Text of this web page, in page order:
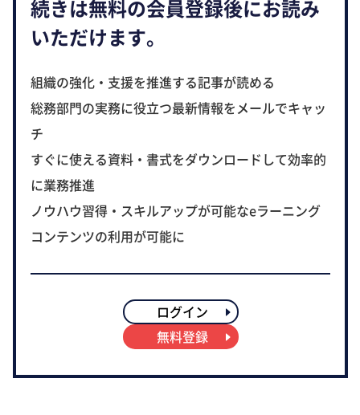
続きは無料の会員登録後にお読み
いただけます。
組織の強化・支援を推進する記事が読める
総務部門の実務に役立つ最新情報をメールでキャッ
チ
すぐに使える資料・書式をダウンロードして効率的
に業務推進
ノウハウ習得・スキルアップが可能なeラーニング
コンテンツの利用が可能に
ログイン
無料登録